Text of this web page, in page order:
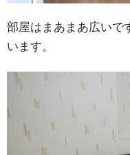
部屋はまあまあ広いで
います。